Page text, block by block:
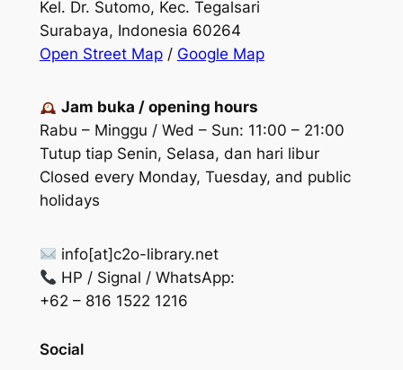
Kel. Dr. Sutomo, Kec. Tegalsari
Surabaya, Indonesia 60264
Open Street Map/ Google Map
Jam buka / opening hours
Rabu – Minggu / Wed – Sun: 11:00 – 21:00
Tutup tiap Senin, Selasa, dan hari libur
Closed every Monday, Tuesday, and public
holidays
info[at]c2o-library.net
HP / Signal / WhatsApp:
+62 – 816 1522 1216
Social